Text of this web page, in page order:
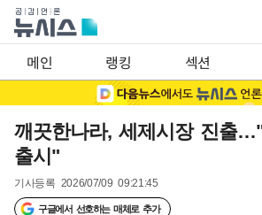
메인 랭킹 섹션
깨끗한나라, 세제시장 진출
출시"
기사등록 2026/07/09 09:21:45
구글에서 선호하는 매체로 추가